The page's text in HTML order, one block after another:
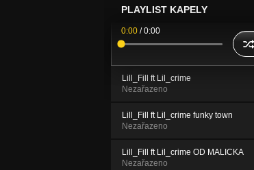
PLAYLIST KAPELY
0:00 /0:00
Lill_Fill ft Lil_crime
Nezařazeno
Lill_Fill ft Lil_crime funky town
Nezařazeno
Lill_Fill ft Lil_crime OD MALICKA
Nezařazeno